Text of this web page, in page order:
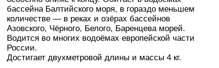
бассейна Балтийского моря, в гораздо меньшем
количестве — в реках и озёрах бассейнов
Азовского, Чёрного, Белого, Баренцева морей.
Водится во многих водоёмах европейской части
России.
Достигает двухметровой длины и массы 4 кг.